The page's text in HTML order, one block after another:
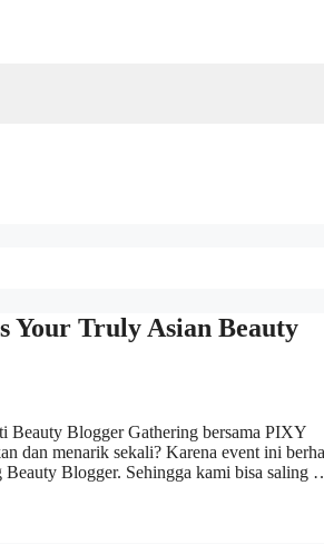
Your Truly Asian Beauty
Beauty Blogger Gathering bersama PIXY
dan menarik sekali? Karena event ini
Beauty Blogger. Sehingga kami bisa saling